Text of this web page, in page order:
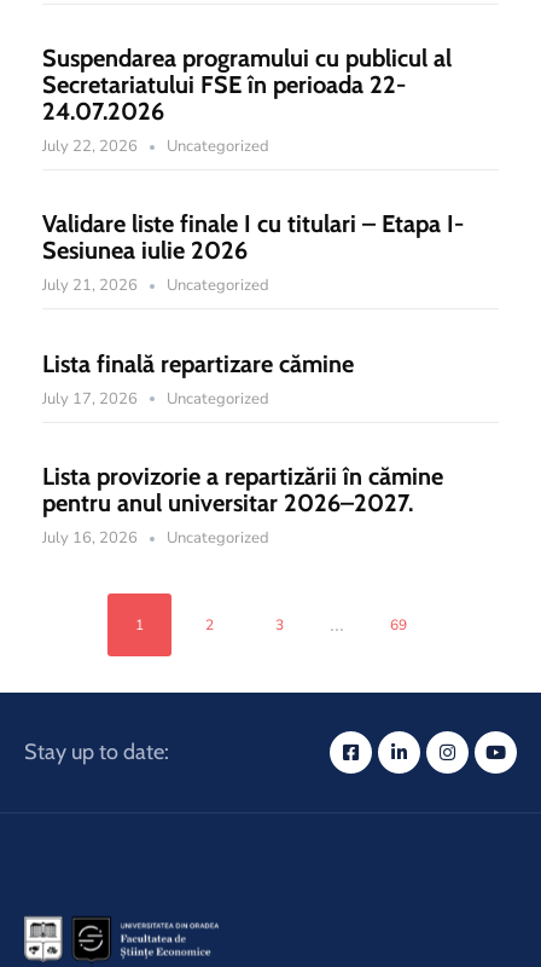
Suspendarea programului cu publicul al
Secretariatului FSE în perioada 22-
24.07.2026
July 22, 2026 Uncategorized
Validare liste finale I cu titulari – Etapa I-
Sesiunea iulie 2026
July 21, 2026 Uncategorized
Lista finală repartizare cămine
July 17, 2026 Uncategorized
Lista provizorie a repartizării în cămine
pentru anul universitar 2026–2027.
July 16, 2026 Uncategorized
1 2 3 ... 69
Stay up to date: